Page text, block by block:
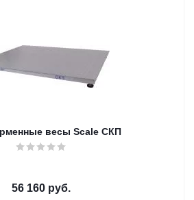
весы Scale СКП
56 160 руб.